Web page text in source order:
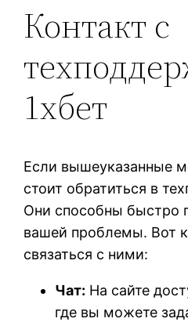
Контакт с
1хбет
Если вышеуказанные
стоит обратиться в
Они способны быстро
вашей проблемы. Вот
связаться с ними:
Чат: На сайте
где вы можете